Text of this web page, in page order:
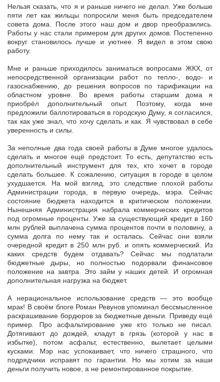
Нельзя сказать, что я и раньше ничего не делал. Уже больше
пяти лет как жильцы попросили меня быть председателем
совета дома. После этого наш дом и двор преобразились.
Работы у нас стали примером для других домов. Постепенно
вокруг становилось лучше и уютнее. Я видел в этом свою
работу.
Мне и раньше приходилось заниматься вопросами ЖКХ, от
непосредственной организации работ по тепло-, водо- и
газоснабжению, до решения вопросов по тарификации на
областном уровне. Во время работы старшим дома я
приобрёл дополнительный опыт. Поэтому, когда мне
предложили баллотироваться в городскую Думу, я согласился,
так как уже знал, что хочу сделать и как. Я чувствовал в себе
уверенность и силы.
За неполные два года своей работы в Думе многое удалось
сделать и многое ещё предстоит. То есть, депутатство есть
дополнительный инструмент для тех, кто хочет в городе
сделать большее. К сожалению, ситуация в городе в целом
ухудшается. На мой взгляд, это следствие плохой работы
Администрации города, в первую очередь, мэра. Сейчас
состояние бюджета находится в критическом положении.
Нынешняя Администрация набрала коммерческих кредитов
под огромные проценты. Уже за существующий кредит в 160
млн рублей выплачена сумма процентов почти в половину, а
сумма долга по нему так и осталась. Сейчас они взяли
очередной кредит в 250 млн руб. и опять коммерческий. Из
каких средств будем отдавать? Сейчас мы подлатали
бюджетные дыры, но полностью подорвали финансовое
положение на завтра. Это займ у наших детей. И огромная
дополнительная нагрузка на бюджет.
А нерациональное использование средств — это вообще
мрак! В своём блоге Роман Ревунов упоминал бессмысленное
раскрашивание бордюров за бюджетные деньги. Приведу ещё
пример. Про асфальтирование уже кто только не писал.
Дотягивают до дождей, кладут в грязь (которой у нас в
избытке), потом асфальт, естественно, вылетает целыми
кусками. Мэр нас успокаивает, что ничего страшного, что
подрядчики исправят по гарантии. Но мы хотим за наши
деньги получить новое, а не ремонтированное покрытие.